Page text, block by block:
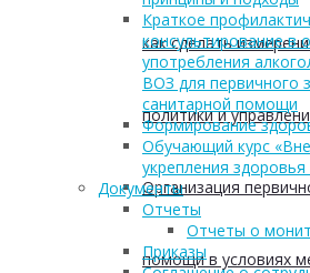
как сделать
политики и
Организация
помощи в условиях
Краткое
консультирование в
употребления
ВОЗ для первичного
санитарной помощи
Формирование
Обучающий курс
укрепления
Документы
Отчеты
Отчеты о
Приказы